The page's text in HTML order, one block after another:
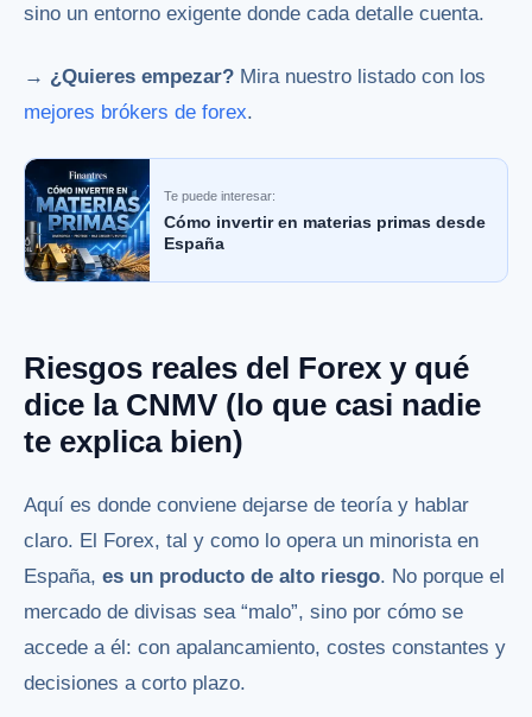
sino un entorno exigente donde cada detalle cuenta.
→ ¿Quieres empezar? Mira nuestro listado con los
mejores brókers de forex.
Te puede interesar:
Cómo invertir en materias primas desde
España
Riesgos reales del Forex y qué
dice la CNMV (lo que casi nadie
te explica bien)
Aquí es donde conviene dejarse de teoría y hablar
claro. El Forex, tal y como lo opera un minorista en
España, es un producto de alto riesgo. No porque el
mercado de divisas sea “malo”, sino por cómo se
accede a él: con apalancamiento, costes constantes y
decisiones a corto plazo.